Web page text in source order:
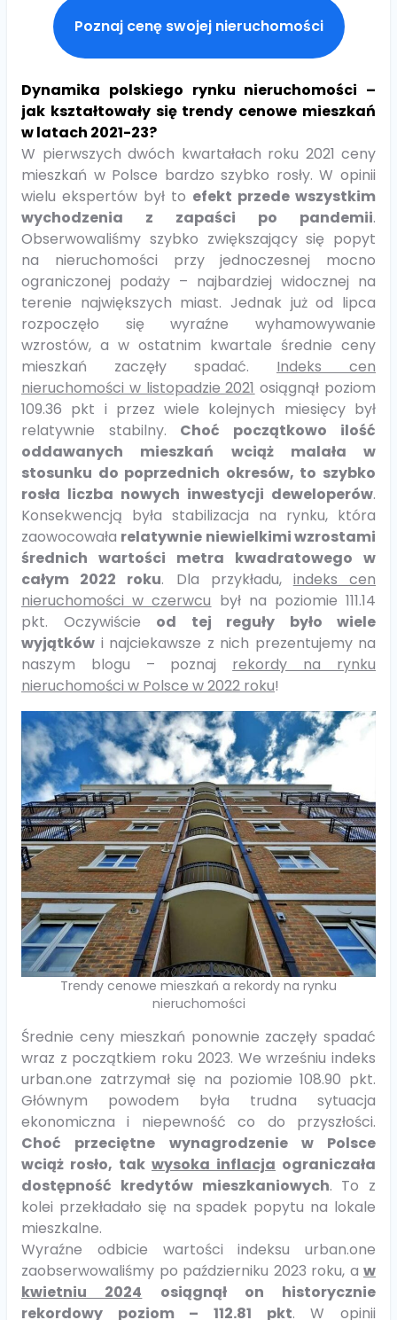
Poznaj cenę swojej nieruchomości
Dynamika polskiego rynku nieruchomości –
jak kształtowały się trendy cenowe mieszkań
w latach 2021-23?
W pierwszych dwóch kwartałach roku 2021 ceny
mieszkań w Polsce bardzo szybko rosły. W opinii
wielu ekspertów był to efekt przede wszystkim
wychodzenia z zapaści po pandemii.
Obserwowaliśmy szybko zwiększający się popyt
na nieruchomości przy jednoczesnej mocno
ograniczonej podaży – najbardziej widocznej na
terenie największych miast. Jednak już od lipca
rozpoczęło się wyraźne wyhamowywanie
wzrostów, a w ostatnim kwartale średnie ceny
mieszkań zaczęły spadać. Indeks cen
nieruchomości w listopadzie 2021 osiągnął poziom
109.36 pkt i przez wiele kolejnych miesięcy był
relatywnie stabilny. Choć początkowo ilość
oddawanych mieszkań wciąż malała w
stosunku do poprzednich okresów, to szybko
rosła liczba nowych inwestycji deweloperów.
Konsekwencją była stabilizacja na rynku, która
zaowocowała relatywnie niewielkimi wzrostami
średnich wartości metra kwadratowego w
całym 2022 roku. Dla przykładu, indeks cen
nieruchomości w czerwcu był na poziomie 111.14
pkt. Oczywiście od tej reguły było wiele
wyjątków i najciekawsze z nich prezentujemy na
naszym blogu – poznaj rekordy na rynku
nieruchomości w Polsce w 2022 roku!
Trendy cenowe mieszkań a rekordy na rynku
nieruchomości
Średnie ceny mieszkań ponownie zaczęły spadać
wraz z początkiem roku 2023. We wrześniu indeks
urban.one zatrzymał się na poziomie 108.90 pkt.
Głównym powodem była trudna sytuacja
ekonomiczna i niepewność co do przyszłości.
Choć przeciętne wynagrodzenie w Polsce
wciąż rosło, tak wysoka inflacja ograniczała
dostępność kredytów mieszkaniowych. To z
kolei przekładało się na spadek popytu na lokale
mieszkalne.
Wyraźne odbicie wartości indeksu urban.one
zaobserwowaliśmy po październiku 2023 roku, a w
kwietniu 2024 osiągnął on historycznie
rekordowy poziom – 112.81 pkt. W opinii